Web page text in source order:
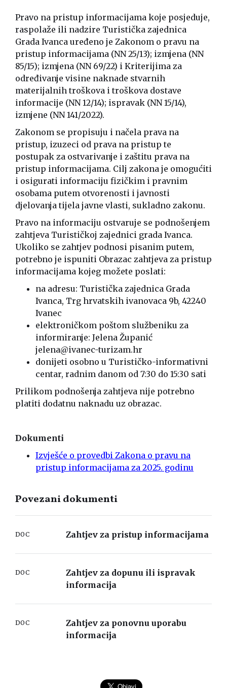
Pravo na pristup informacijama koje posjeduje,
raspolaže ili nadzire Turistička zajednica
Grada Ivanca uređeno je Zakonom o pravu na
pristup informacijama (NN 25/13); izmjena (NN
85/15); izmjena (NN 69/22) i Kriterijima za
određivanje visine naknade stvarnih
materijalnih troškova i troškova dostave
informacije (NN 12/14); ispravak (NN 15/14),
izmjene (NN 141/2022).
Zakonom se propisuju i načela prava na
pristup, izuzeci od prava na pristup te
postupak za ostvarivanje i zaštitu prava na
pristup informacijama. Cilj zakona je omogućiti
i osigurati informaciju fizičkim i pravnim
osobama putem otvorenosti i javnosti
djelovanja tijela javne vlasti, sukladno zakonu.
Pravo na informaciju ostvaruje se podnošenjem
zahtjeva Turističkoj zajednici grada Ivanca.
Ukoliko se zahtjev podnosi pisanim putem,
potrebno je ispuniti Obrazac zahtjeva za pristup
informacijama kojeg možete poslati:
na adresu: Turistička zajednica Grada
Ivanca, Trg hrvatskih ivanovaca 9b, 42240
Ivanec
elektroničkom poštom službeniku za
informiranje: Jelena Županić
jelena@ivanec-turizam.hr
donijeti osobno u Turističko-informativni
centar, radnim danom od 7:30 do 15:30 sati
Prilikom podnošenja zahtjeva nije potrebno
platiti dodatnu naknadu uz obrazac.
Dokumenti
Izvješće o provedbi Zakona o pravu na
pristup informacijama za 2025. godinu
Povezani dokumenti
DOC Zahtjev za pristup informacijama
DOC
Zahtjev za dopunu ili ispravak
informacija
DOC
Zahtjev za ponovnu uporabu
informacija